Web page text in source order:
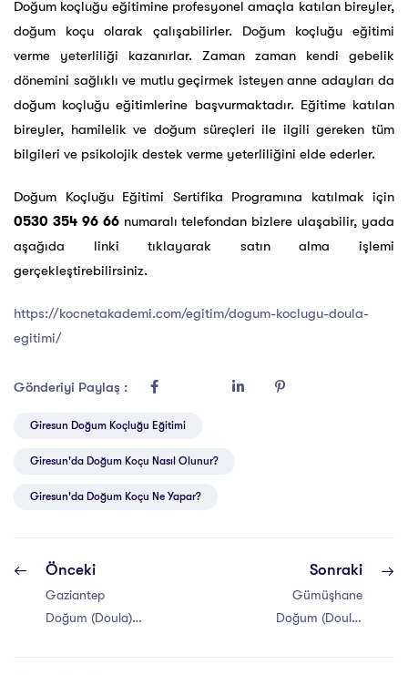
Doğum koçluğu eğitimine profesyonel amaçla katılan bireyler,
doğum koçu olarak çalışabilirler. Doğum koçluğu eğitimi
verme yeterliliği kazanırlar. Zaman zaman kendi gebelik
dönemini sağlıklı ve mutlu geçirmek isteyen anne adayları da
doğum koçluğu eğitimlerine başvurmaktadır. Eğitime katılan
bireyler, hamilelik ve doğum süreçleri ile ilgili gereken tüm
bilgileri ve psikolojik destek verme yeterliliğini elde ederler.
Doğum Koçluğu Eğitimi Sertifika Programına katılmak için
0530 354 96 66numaralı telefondan bizlere ulaşabilir, yada
aşağıda linki tıklayarak satın alma işlemi
gerçekleştirebilirsiniz.
https://kocnetakademi.com/egitim/dogum-koclugu-doula-
egitimi/
Gönderiyi Paylaş :
Giresun Doğum Koçluğu Eğitimi
Giresun'da Doğum Koçu Nasıl Olunur?
Giresun'da Doğum Koçu Ne Yapar?
Önceki
Gaziantep
Doğum (Doula)
Sonraki
Gümüşhane
Doğum (Doula)